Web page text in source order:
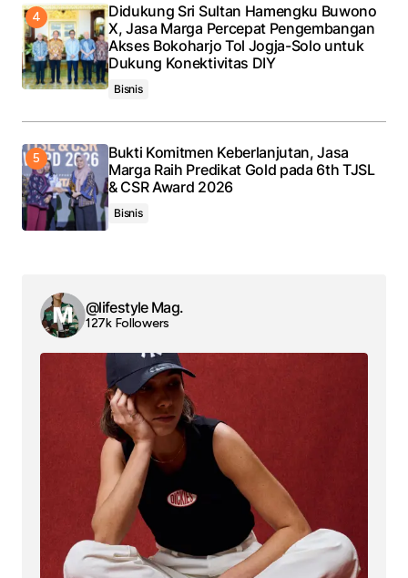
Didukung Sri Sultan Hamengku Buwono
X, Jasa Marga Percepat Pengembangan
Akses Bokoharjo Tol Jogja-Solo untuk
Dukung Konektivitas DIY
Bisnis
Bukti Komitmen Keberlanjutan, Jasa
Marga Raih Predikat Gold pada 6th TJSL
& CSR Award 2026
Bisnis
@lifestyle Mag.
127k Followers